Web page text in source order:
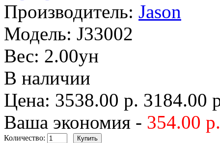
Производитель: Jason
Модель: J33002
Вес: 2.00ун
В наличии
Цена: 3538.00 р. 3184.00
Ваша экономия - 354.00
Количество: